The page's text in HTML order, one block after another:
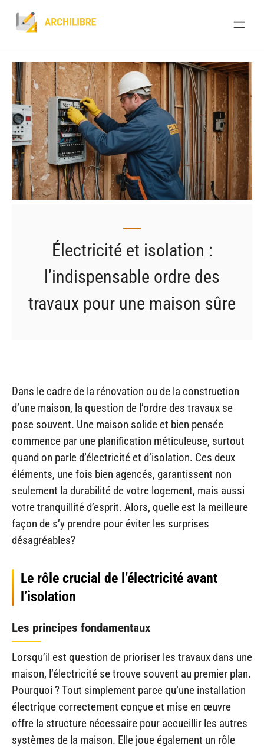
Électricité et isolation :
l’indispensable ordre des
travaux pour une maison sûre
Dans le cadre de la rénovation ou de la construction
d’une maison, la question de l’ordre des travaux se
pose souvent. Une maison solide et bien pensée
commence par une planification méticuleuse, surtout
quand on parle d’électricité et d’isolation. Ces deux
éléments, une fois bien agencés, garantissent non
seulement la durabilité de votre logement, mais aussi
votre tranquillité d’esprit. Alors, quelle est la meilleure
façon de s’y prendre pour éviter les surprises
désagréables?
Le rôle crucial de l’électricité avant
l’isolation
Les principes fondamentaux
Lorsqu’il est question de prioriser les travaux dans une
maison, l’électricité se trouve souvent au premier plan.
Pourquoi ? Tout simplement parce qu’une installation
électrique correctement conçue et mise en œuvre
offre la structure nécessaire pour accueillir les autres
systèmes de la maison. Elle joue également un rôle